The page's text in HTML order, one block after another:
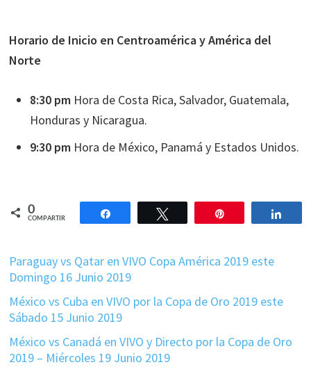
Horario de Inicio en Centroamérica y América del
Norte
8:30 pm Hora de Costa Rica, Salvador, Guatemala,
Honduras y Nicaragua.
9:30 pm Hora de México, Panamá y Estados Unidos.
0
COMPARTIR
Compartir
Paraguay vs Qatar en VIVO Copa América 2019 este
Domingo 16 Junio 2019
México vs Cuba en VIVO por la Copa de Oro 2019 este
Sábado 15 Junio 2019
México vs Canadá en VIVO y Directo por la Copa de Oro
2019 – Miércoles 19 Junio 2019